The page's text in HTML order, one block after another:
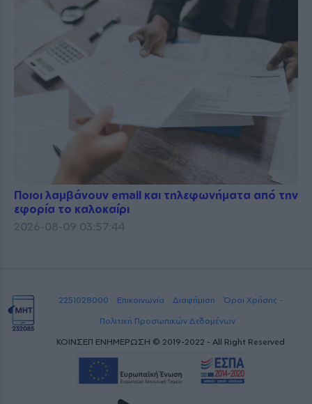
Ποιοι λαμβάνουν email και τηλεφωνήματα από την
εφορία το καλοκαίρι
2026-08-09 03:57:44
2251028000 Επικοινωνία Διαφήμιση
Όροι Χρήσης -
Πολιτική Προσωπικών Δεδομένων
ΚΟΙΝΣΕΠ ΕΝΗΜΕΡΩΣΗ © 2019-2022 - All Right Reserved